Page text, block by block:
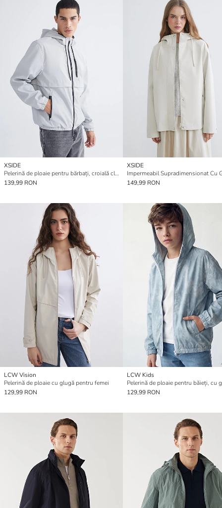
XSIDE
Pelerină de ploaie pentru bărbați, croială clasică
139,99 RON
XSIDE
149,99 RON
LCW Vision
Pelerină de ploaie cu glugă pentru femei
129,99 RON
LCW Kids
129,99 RON